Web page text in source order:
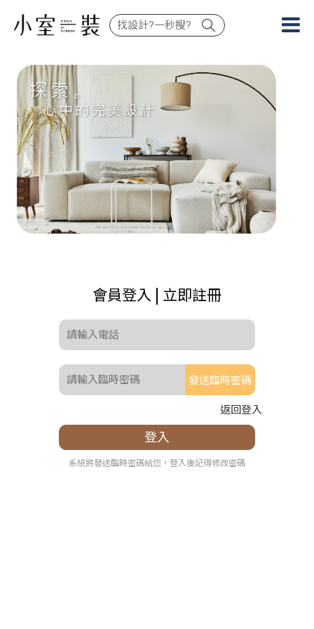
會員登入 | 立即註冊
發送臨時密碼
返回登入
系統將發送臨時密碼給您，登入後記得修改密碼